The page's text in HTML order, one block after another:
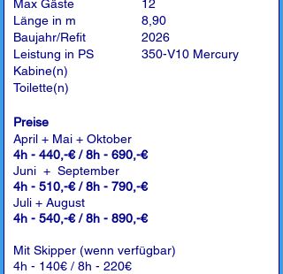
Max Gäste
Länge in m
Baujahr/Refit
Leistung in PS
Kabine(n)
Toilette(n)
12
8,90
2026
350-V10 Mercury
Preise
April + Mai + Oktober
4h - 440,-€ / 8h - 690,-€
Juni + September
4h - 510,-€ / 8h - 790,-€
Juli + August
4h - 540,-€ / 8h - 890,-€
Mit Skipper (wenn verfügbar)
4h - 140€ / 8h - 220€